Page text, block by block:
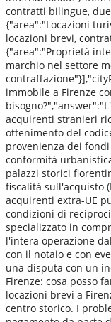
contratti bilingue,
{"area":"Locazioni
locazioni brevi,
{"area":"Proprietà
marchio nel settore
immobile a Firenze
acquirenti stranieri
ottenimento del
provenienza dei
conformità
palazzi storici
fiscalità sull'acquisto
acquirenti extra-UE
condizioni di
specializzato in
l'intera operazione
con il notaio e con
una disputa con un
Firenze: cosa posso
locazioni brevi a
centro storico. I